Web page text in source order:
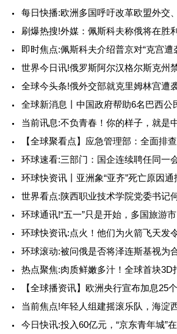
每日快播:欧洲多国呼吁改革欧盟外交
刷爆热搜!外媒：佩斯科夫称俄将在胜
即时焦点:佩斯科夫介绍普京对“克宫遭
世界今日讯!俄罗斯阿尔汉格尔斯克州
全球今头条!俄外交部就克里姆林宫遭
全球新消息丨中国政府帮助6名巴西公
当前讯息:不负青春！你的样子，就是
【全球聚看点】应急管理部：全面排
环球速看:三部门：国企连续聘任同一
环球快资讯丨亚洲象“亚齐”死亡原因通
世界看点:陕西职业技术学院党委书记
环球通讯!“五一”只是开始，多国旅游市
环球快资讯:点火！他们为火箭飞天发
环球滚动:被问俄是否将泽连斯基视为
热点聚焦:肉质鲜嫩多汁！全球首块3D
【全球播资讯】欧洲央行宣布加息25
当前焦点!年轻人组建摇滚乐队，海淀
今日快讯:投入60亿元，“京东青年城”